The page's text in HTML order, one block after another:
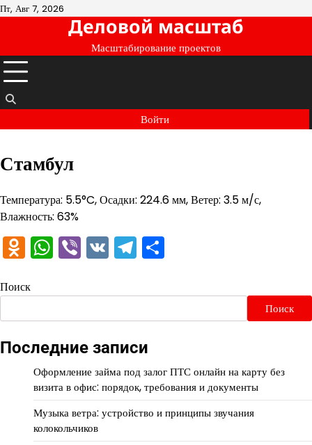
Перейти
Пт, Авг 7, 2026
Деловой масштаб
Масштабирование проектов
Войти
Стамбул
Температура: 5.5°C, Осадки: 224.6 мм, Ветер: 3.5 м/с,
Влажность: 63%
Odnoklassniki
WhatsApp
Viber
VKTelegram
Поиск
Поиск
Последние записи
Оформление займа под залог ПТС онлайн на карту без
визита в офис: порядок, требования и документы
Музыка ветра: устройство и принципы звучания
колокольчиков